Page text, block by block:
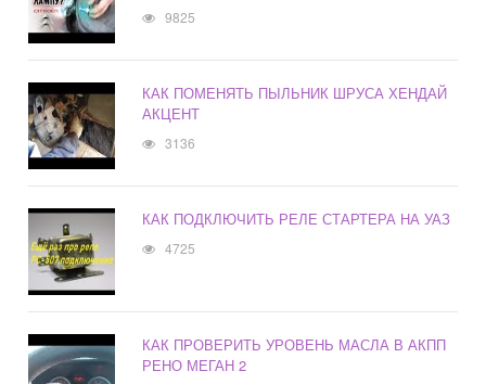
9825
КАК ПОМЕНЯТЬ ПЫЛЬНИК ШРУСА ХЕНДАЙ
АКЦЕНТ
3136
КАК ПОДКЛЮЧИТЬ РЕЛЕ СТАРТЕРА НА УАЗ
4725
КАК ПРОВЕРИТЬ УРОВЕНЬ МАСЛА В АКПП
РЕНО МЕГАН 2